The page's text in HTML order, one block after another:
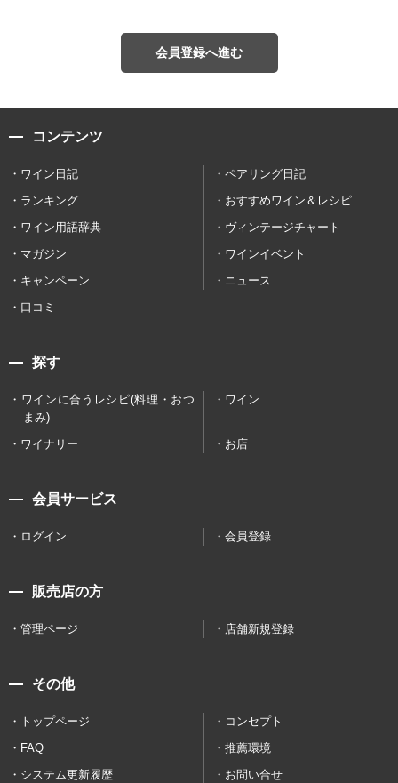
会員登録へ進む
コンテンツ
ワイン日記
ペアリング日記
ランキング
おすすめワイン＆レシピ
ワイン用語辞典
ヴィンテージチャート
マガジン
ワインイベント
キャンペーン
ニュース
口コミ
探す
ワインに合うレシピ(料理・おつ
まみ)
ワイン
ワイナリー お店
会員サービス
ログイン 会員登録
販売店の方
管理ページ 店舗新規登録
その他
トップページ
コンセプト
FAQ
推薦環境
システム更新履歴
お問い合せ